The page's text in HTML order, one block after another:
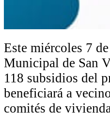
Este miércoles 7
Municipal de San
118 subsidios del
beneficiará a
comités de